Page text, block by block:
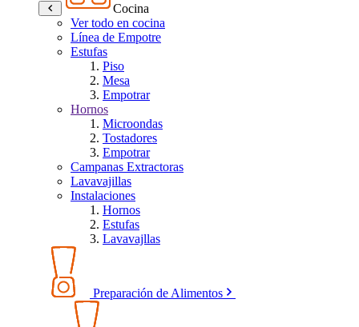
Cocina
Ver todo en cocina
Línea de Empotre
Estufas
Piso
Mesa
Empotrar
Hornos
Microondas
Tostadores
Empotrar
Campanas Extractoras
Lavavajillas
Instalaciones
Hornos
Estufas
Lavavajllas
Preparación de Alimentos